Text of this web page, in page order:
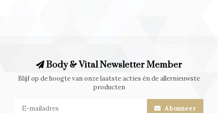
Body & Vital Newsletter Member
Blijf op de hoogte van onze laatste acties én de allernieuwste
producten
Abonneer